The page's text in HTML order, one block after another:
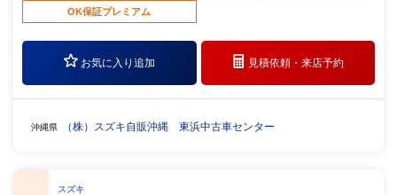
OK保証プレミアム
お気に入り追加 見積依頼・来店予約
沖縄県 （株）スズキ自販沖縄 東浜中古車センター
スズキ